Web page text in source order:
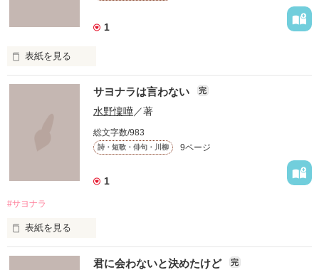
1
表紙を見る
～　月　～
見る人によっては
色んな風に見えるもの…
～影・地・光～
の三章に分けてあり、月を中心にそれぞれ違った視点から書い
てます。
サヨナラは言わない 完
水野懍嘩／著
総文字数/983
詩・短歌・俳句・川柳 9ページ
1
#サヨナラ
表紙を見る
サヨナラは言わないよ
君に会わないと決めたけど 完